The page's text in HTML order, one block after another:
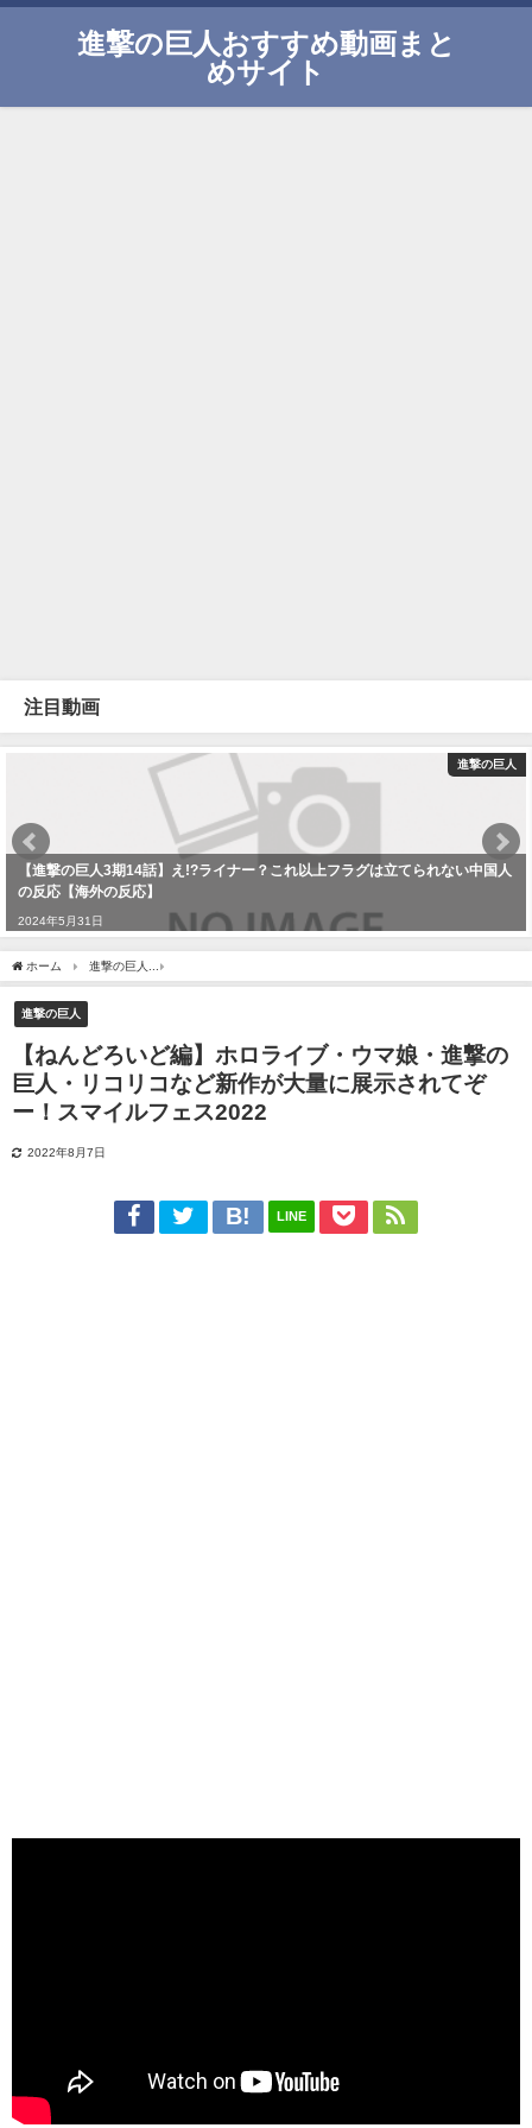
進撃の巨人おすすめ動画まと
めサイト
注目動画
進撃の巨人
【進撃の巨人3期14話】え!?ライナー？これ以上フラグは立てられない中国人
の反応【海外の反応】
2024年5月31日
ホーム 進撃の巨人
進撃の巨人
【ねんどろいど編】ホロライブ・ウマ娘・進撃の
巨人・リコリコなど新作が大量に展示されてぞ
ー！スマイルフェス2022
2022年8月7日
LINE